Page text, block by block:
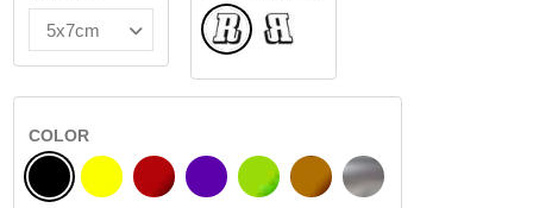
NormalReflejado
COLOR
NEGRO AMARILLOBURDEOSMORADOVERDE CLARO
AVELLANAPLATA